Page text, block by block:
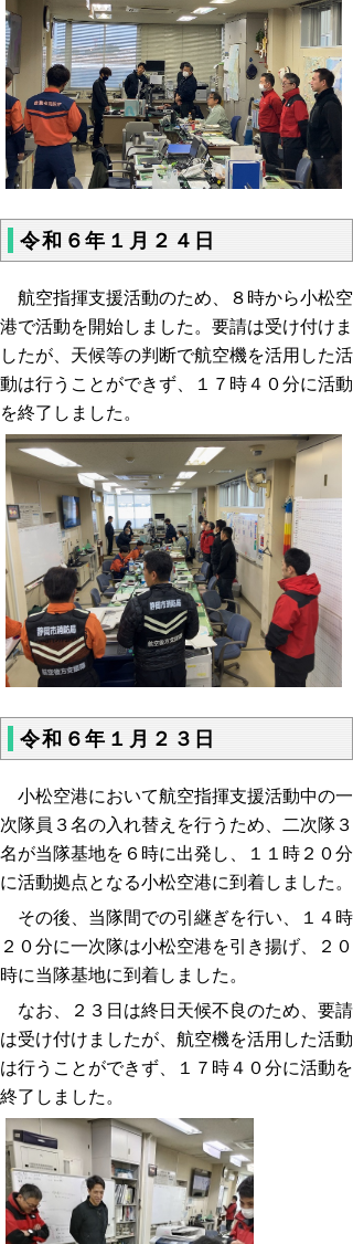
令和６年１月２４日
航空指揮支援活動のため、８時から小松空
港で活動を開始しました。要請は受け付けま
したが、天候等の判断で航空機を活用した活
動は行うことができず、１７時４０分に活動
を終了しました。
令和６年１月２３日
小松空港において航空指揮支援活動中の一
次隊員３名の入れ替えを行うため、二次隊３
名が当隊基地を６時に出発し、１１時２０分
に活動拠点となる小松空港に到着しました。
その後、当隊間での引継ぎを行い、１４時
２０分に一次隊は小松空港を引き揚げ、２０
時に当隊基地に到着しました。
なお、２３日は終日天候不良のため、要請
は受け付けましたが、航空機を活用した活動
は行うことができず、１７時４０分に活動を
終了しました。